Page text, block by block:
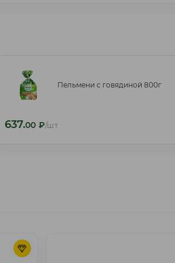
Пельмени с говядиной 800г
637.00 ₽/шт
Пельмени с говядиной 800г
637.00 ₽/шт